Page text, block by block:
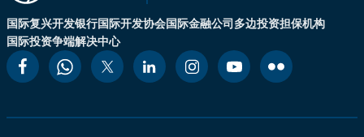
国际复兴开发银行国际开发协会国际金融公司多边投资担保机构
国际投资争端解决中心